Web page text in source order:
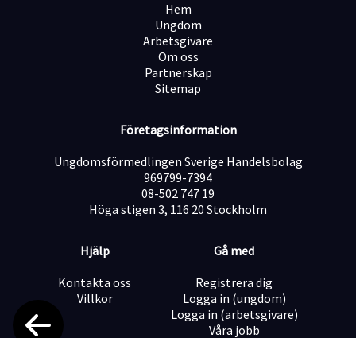
Hem
Ungdom
Arbetsgivare
Om oss
Partnerskap
Sitemap
Företagsinformation
Ungdomsförmedlingen Sverige Handelsbolag
969799-7394
08-502 747 19
Höga stigen 3, 116 20 Stockholm
Hjälp
Kontakta oss
Villkor
Gå med
Registrera dig
Logga in (ungdom)
Logga in (arbetsgivare)
Våra jobb